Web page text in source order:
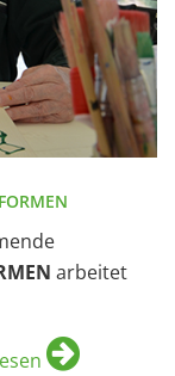
arbeitet